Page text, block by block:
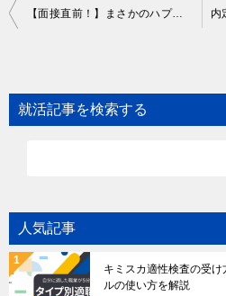
Post
【面接直前！】まさかのハプニング特集～女子編～
就活記事を検索する
人気記事
キミスカ適性検査の受
ルの使い方を解説